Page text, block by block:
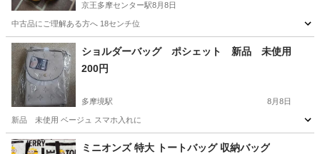
京王多摩センター駅8月8日
中古品にご理解ある方へ 18センチ位
東京 八王子市 京王多摩センター駅
ショルダーバッグ ポシェット 新品 未使用
200円
多摩境駅 8月8日
新品 未使用 ベージュ スマホ入れに
東京 町田市 多摩境駅 バッグ 新品
ミニオンズ 特大 トートバッグ 収納バッグ